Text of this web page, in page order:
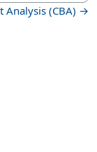
Analysis (CBA) →